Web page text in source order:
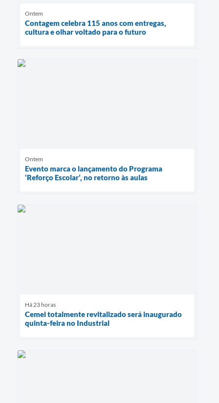
Ontem
Contagem celebra 115 anos com entregas,
cultura e olhar voltado para o futuro
Ontem
Evento marca o lançamento do Programa
‘Reforço Escolar’, no retorno às aulas
Há 23 horas
Cemei totalmente revitalizado será inaugurado
quinta-feira no Industrial